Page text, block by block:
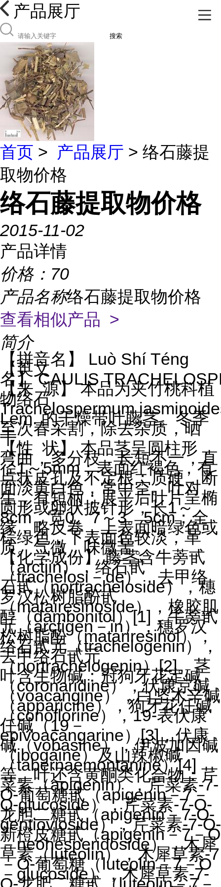
产品展厅
搜索
首页 > 产品展厅 > 络石藤提
取物价格
络石藤提取物价格
2015-11-02
产品详情
价格： 70
产品名称络石藤提取物价格
查看相似产品 >
简介
【拼音名】 Luò Shí Ténɡ
【英文
名】CAULIS
【来 源】 本品为夹竹桃科植
物络石
Trachelospermum
Lem.的干燥带叶藤茎。冬季
至次春采割，除去杂质，晒
干。
【性 状】 本品茎呈圆柱形，
弯曲，多分枝，长短不一，直
径1～5mm ；表面红褐色，有
点状皮孔及不定根；质硬，断
面淡黄白色，常中空。叶对
生，有短柄；展平后叶片呈椭
圆形或卵状披针形，长1～
8cm，宽0。7～ 3。5cm；全
缘，略反卷，上表面暗绿色或
棕绿色，下表面色较淡，革
质。气微，味微苦。
【化学成份】 藤茎含牛蒡甙
（arctiin），络石甙
（trachelosi －de），去甲络
石甙（nortracheloside），穗
罗汉松树脂酚甙
（matairesinoside），橡胶肌
醇（dambonitol）[1] ，牛蒡甙
元（arctigen－in），穗罗汉
松树脂酚（matariresinol），
络石甙元（trachelogenin），
去甲络石甙元
（nortrachelogenin）[2]。茎
叶含生物碱：冠狗牙花定碱
（coronaridine），伏康京碱
（voacangine），白坚木辛碱
（apparicine），狗牙花任碱
（conoflorine），19-表伏康
任碱（19－
epivoacangarine）[3]，伏康
碱（vobasine），伊波加因碱
（ibogaine）及山辣椒碱
（tabernaemontanine）[4]
等。叶还含黄酮类化合物：芹
菜素（apigenin），芹菜素-7-
O-葡萄糖甙（apigenin－7－
O-glucoside），芹菜素-7-O-
龙胆二糖甙（apigenin－7-O-
gentiovioside），芹菜素-7-O-
新橙皮糖甙（apigenin－7－O
－neohesperidoside），木犀
草素（luteolin），木犀草素-7
－O-葡萄糖（luteolin－7－O
－ glucoside），木犀草素-7-